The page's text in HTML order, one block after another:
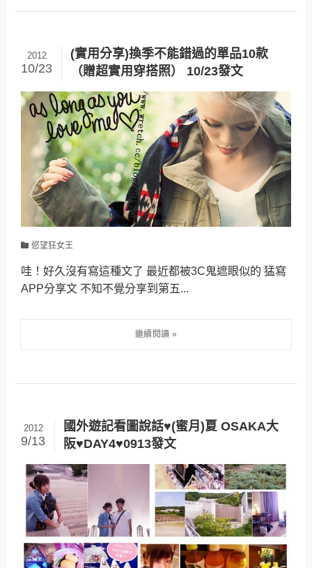
(實用分享)換季不能錯過的單品10款
（贈超實用穿搭照） 10/23發文
2012
10/23
慾望狂女王
哇！好久沒有寫這種文了 最近都被3C鬼遮眼似的 猛寫
APP分享文 不知不覺分享到第五...
國外遊記看圖說話♥(蜜月)夏 OSAKA大
阪♥DAY4♥0913發文
2012
9/13